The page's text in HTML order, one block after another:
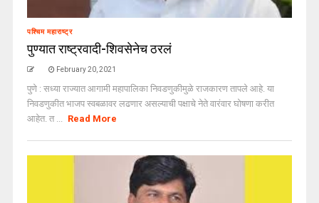
पश्चिम महाराष्ट्र
पुण्यात राष्ट्रवादी-शिवसेनेच ठरलं
February 20, 2021
पुणे : सध्या राज्यात आगामी महापालिका निवडणुकीमुळे राजकारण तापले आहे. या
निवडणुकीत भाजप स्वबळावर लढणार असल्याची पक्षाचे नेते वारंवार घोषणा करीत
आहेत. त ... Read More